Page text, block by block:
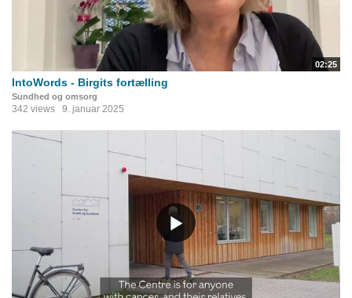
02:25
IntoWords - Birgits fortælling
Sundhed og omsorg
342 views 9. januar 2025